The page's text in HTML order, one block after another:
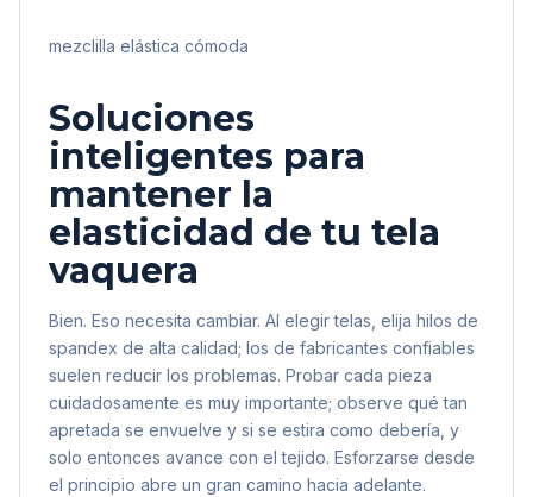
mezclilla elástica cómoda
Soluciones
inteligentes para
mantener la
elasticidad de tu tela
vaquera
Bien. Eso necesita cambiar. Al elegir telas, elija hilos de
spandex de alta calidad; los de fabricantes confiables
suelen reducir los problemas. Probar cada pieza
cuidadosamente es muy importante; observe qué tan
apretada se envuelve y si se estira como debería, y
solo entonces avance con el tejido. Esforzarse desde
el principio abre un gran camino hacia adelante.